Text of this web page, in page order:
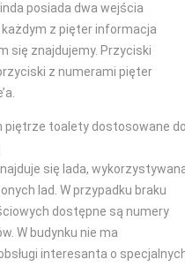
posiada dwa wejścia
z pięter informacja
się znajdujemy. Przyciski
z numerami pięter
piętrze toalety dostosowane
się lada,
lad. W przypadku braku
dostępne są numery
W budynku nie ma
interesanta o